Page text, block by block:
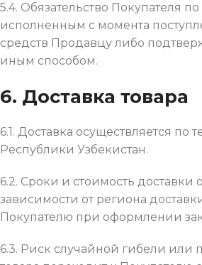
5.4. Обязательство Покупателя по
исполненным с момента
средств Продавцу либо
иным способом.
6. Доставка товара
6.1. Доставка осуществляется по
Республики Узбекистан.
6.2. Сроки и стоимость доставки
зависимости от региона
Покупателю при оформлении
6.3. Риск случайной гибели или